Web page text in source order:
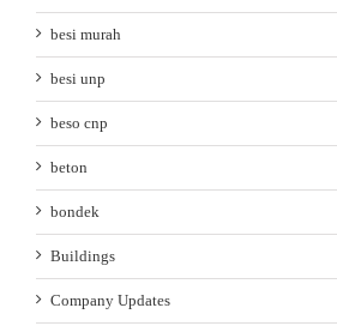
besi murah
besi unp
beso cnp
beton
bondek
Buildings
Company Updates